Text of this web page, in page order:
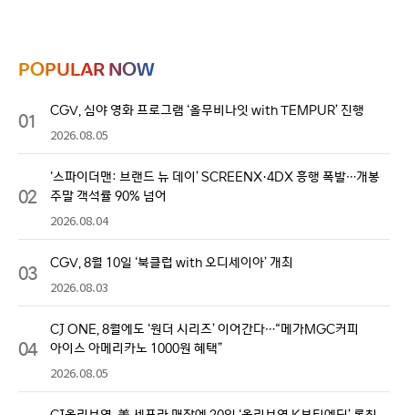
POPULAR NOW
01 CGV, 심야 영화 프로그램 ‘올무비나잇 with TEMPUR’ 진행
2026.08.05
02
‘스파이더맨: 브랜드 뉴 데이’ SCREENX·4DX 흥행 폭발…개봉
주말 객석률 90% 넘어
2026.08.04
03 CGV, 8월 10일 ‘북클럽 with 오디세이아’ 개최
2026.08.03
04
CJ ONE, 8월에도 ‘원더 시리즈’ 이어간다…“메가MGC커피
아이스 아메리카노 1000원 혜택”
2026.08.05